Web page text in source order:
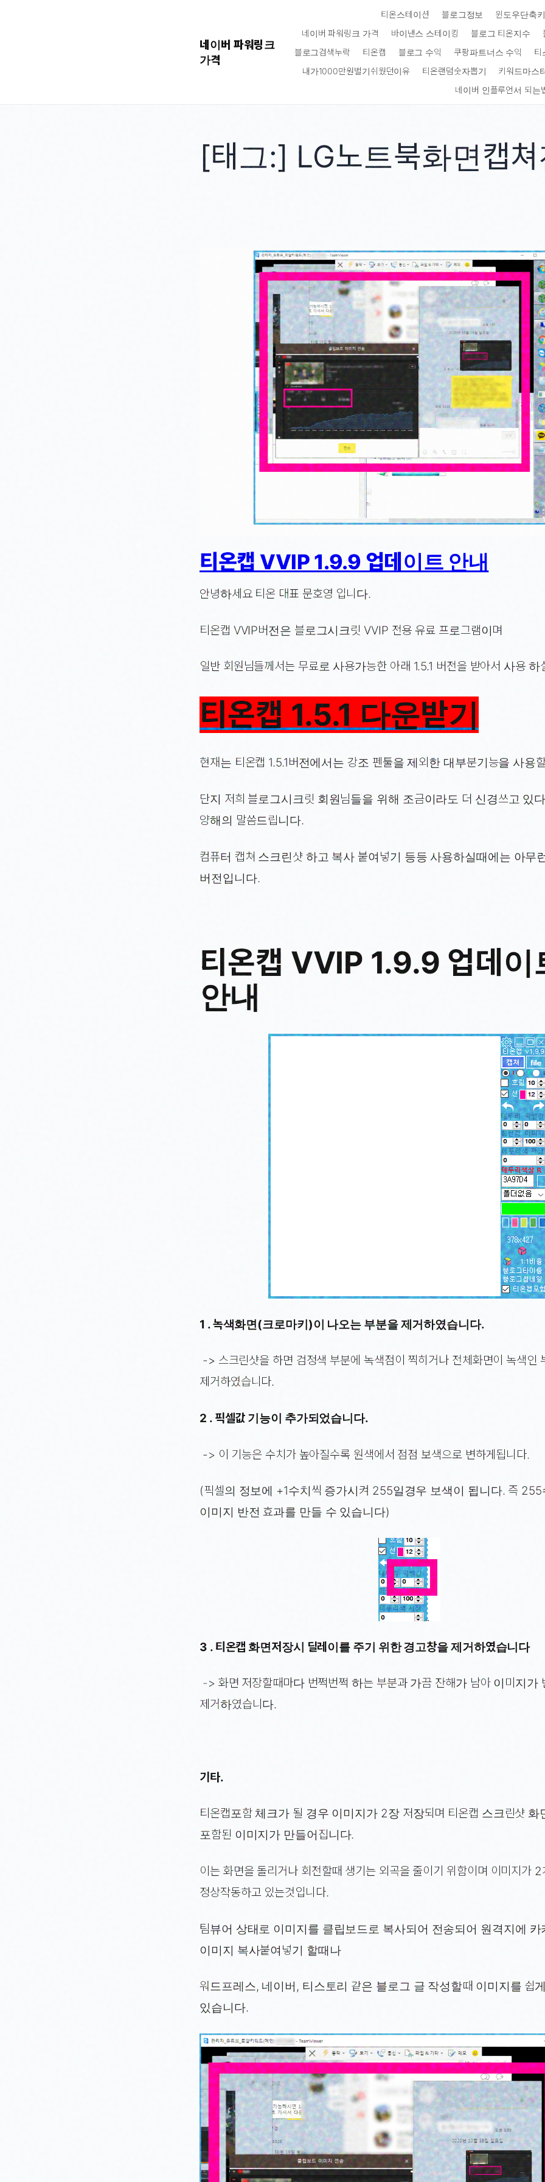
네이버 파워링크
가격
티온스테이션 블로그정보
윈도우단축키
네이버 파워링크 가격
바이낸스 스테이킹 블로그 티온지수
블로그검색누락
티온캡 블로그 수익 쿠팡파트너스 수익
티
내가1000만원벌기쉬웠던이유
티온랜덤숫자뽑기
키워드마스
네이버 인플루언서 되는
[태그:] LG노트북화면캡
티온캡 VVIP 1.9.9 업데이트 안내
안녕하세요 티온 대표 문호영 입니다.
티온캡 VVIP버전은 블로그시크릿 VVIP 전용 유료 프로그램이며
일반 회원님들께서는 무료로 사용가능한 아래 1.5.1 버전을 받아서 사용 하
티온캡 1.5.1 다운받기
현재는 티온캡 1.5.1버전에서는 강조 펜툴을 제외한 대부분기능을 사용
단지 저희 블로그시크릿 회원님들을 위해 조금이라도 더 신경쓰고 있
양해의 말씀드립니다.
컴퓨터 캡쳐 스크린샷 하고 복사 붙여넣기 등등 사용하실때에는 아무
버전입니다.
티온캡 VVIP 1.9.9 업데이
안내
1 . 녹색화면(크로마키)이 나오는 부분을 제거하였습니다.
-> 스크린샷을 하면 검정색 부분에 녹색점이 찍히거나 전체화면이 녹색인
제거하였습니다.
2 . 픽셀값 기능이 추가되었습니다.
-> 이 기능은 수치가 높아질수록 원색에서 점점 보색으로 변하게됩니다.
(픽셀의 정보에 +1수치씩 증가시켜 255일경우 보색이 됩니다. 즉
이미지 반전 효과를 만들 수 있습니다)
3 . 티온캡 화면저장시 딜레이를 주기 위한 경고창을 제거하였습니다
-> 화면 저장할때마다 번쩍번쩍 하는 부분과 가끔 잔해가 남아 이미지가
제거하였습니다.
기타.
티온캡포함 체크가 될 경우 이미지가 2장 저장되며 티온캡 스크린샷 화
포함된 이미지가 만들어집니다.
이는 화면을 돌리거나 회전할때 생기는 외곡을 줄이기 위함이며 이미지가
정상작동하고 있는것입니다.
팀뷰어 상태로 이미지를 클립보드로 복사되어 전송되어 원격지에 카
이미지 복사붙여넣기 할때나
워드프레스, 네이버, 티스토리 같은 블로그 글 작성할때 이미지를 쉽
있습니다.